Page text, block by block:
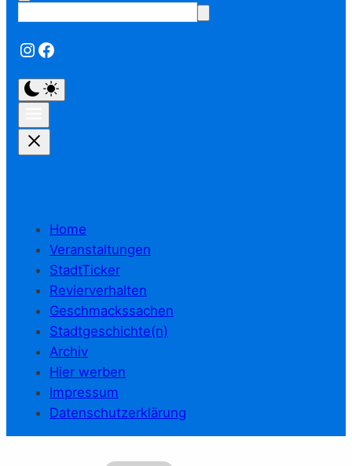
Instagram
Facebook
Home
Veranstaltungen
StadtTicker
Revierverhalten
Geschmackssachen
Stadtgeschichte(n)
Archiv
Hier werben
Impressum
Datenschutzerklärung